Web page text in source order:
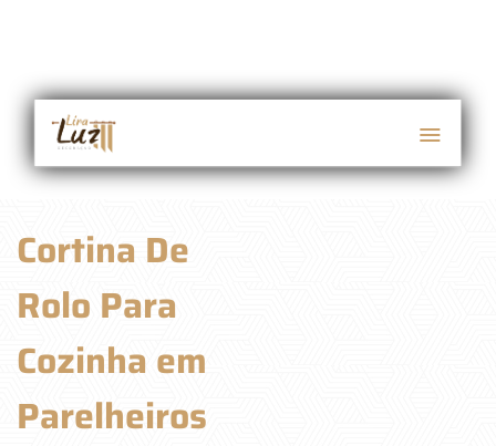
Cortina De
Rolo Para
Cozinha em
Parelheiros